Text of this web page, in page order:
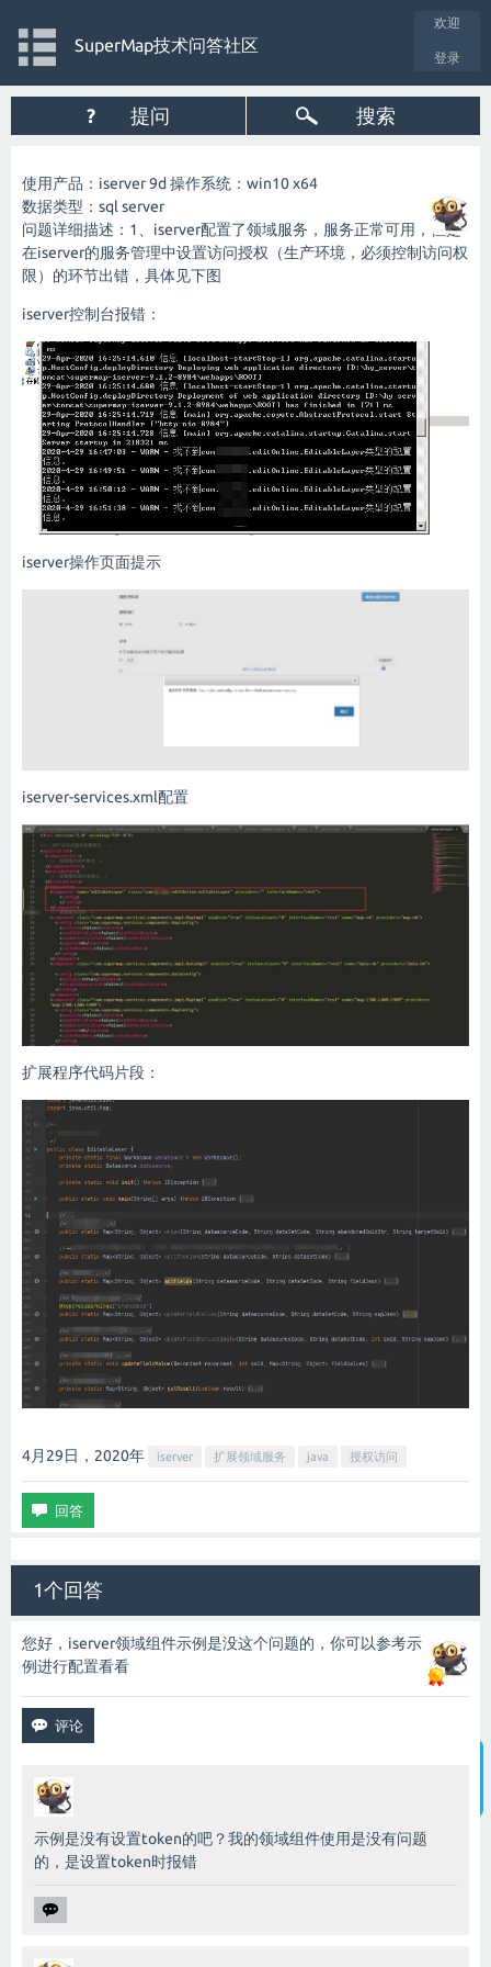
欢迎
登录
SuperMap技术问答社区
? 提问 搜索
使用产品：iserver 9d 操作系统：win10 x64
数据类型：sql server
问题详细描述：1、iserver配置了领域服务，服务正常可用，但是
在iserver的服务管理中设置访问授权（生产环境，必须控制访问权
限）的环节出错，具体见下图
iserver控制台报错：
iserver操作页面提示
iserver-services.xml配置
扩展程序代码片段：
4月29日，2020年 iserver 扩展领域服务 java 授权访问
1个回答
您好，iserver领域组件示例是没这个问题的，你可以参考示
例进行配置看看
示例是没有设置token的吧？我的领域组件使用是没有问题
的，是设置token时报错